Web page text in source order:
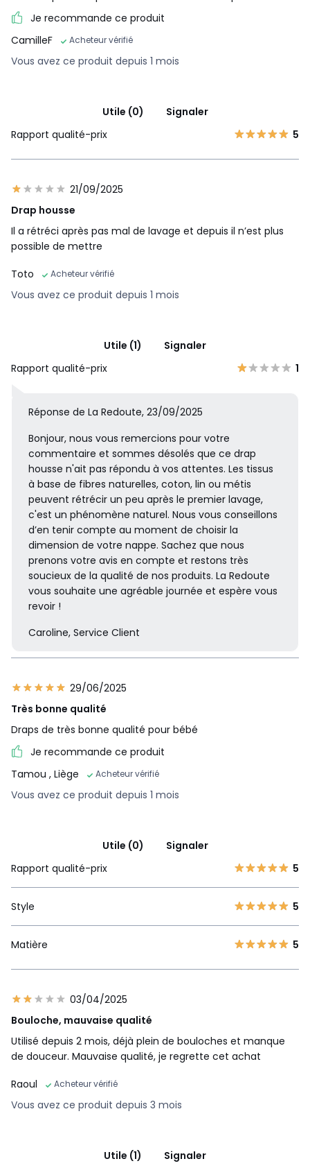
Je recommande ce produit
CamilleF
Acheteur vérifié
Vous avez ce produit depuis 1 mois
Utile (0)
Signaler
Rapport qualité-prix
5
21/09/2025
Drap housse
Il a rétréci après pas mal de lavage et depuis il n’est plus
possible de mettre
Toto
Acheteur vérifié
Vous avez ce produit depuis 1 mois
Utile (1)
Signaler
Rapport qualité-prix
1
Réponse de La Redoute, 23/09/2025
Bonjour, nous vous remercions pour votre
commentaire et sommes désolés que ce drap
housse n'ait pas répondu à vos attentes. Les tissus
à base de fibres naturelles, coton, lin ou métis
peuvent rétrécir un peu après le premier lavage,
c'est un phénomène naturel. Nous vous conseillons
d’en tenir compte au moment de choisir la
dimension de votre nappe. Sachez que nous
prenons votre avis en compte et restons très
soucieux de la qualité de nos produits. La Redoute
vous souhaite une agréable journée et espère vous
revoir !
Caroline, Service Client
29/06/2025
Très bonne qualité
Draps de très bonne qualité pour bébé
Je recommande ce produit
Tamou , Liège Acheteur vérifié
Vous avez ce produit depuis 1 mois
Utile (0)
Signaler
Rapport qualité-prix
5
Style 5
Matière 5
03/04/2025
Bouloche, mauvaise qualité
Utilisé depuis 2 mois, déjà plein de bouloches et manque
de douceur. Mauvaise qualité, je regrette cet achat
Raoul
Acheteur vérifié
Vous avez ce produit depuis 3 mois
Utile (1)
Signaler